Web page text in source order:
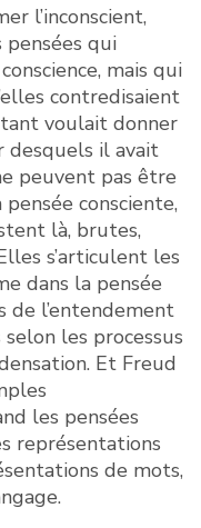
l’inconscient,
pensées qui
mais qui
contredisaient
voulait donner
desquels il avait
peuvent pas être
consciente,
là, brutes,
s’articulent les
dans la pensée
de l’entendement
selon les processus
Et Freud
les pensées
représentations
de mots,